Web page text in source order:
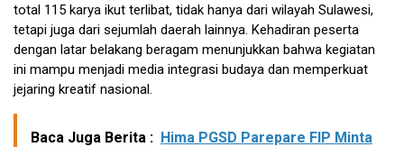
total 115 karya ikut terlibat, tidak hanya dari wilayah Sulawesi,
tetapi juga dari sejumlah daerah lainnya. Kehadiran peserta
dengan latar belakang beragam menunjukkan bahwa kegiatan
ini mampu menjadi media integrasi budaya dan memperkuat
jejaring kreatif nasional.
Baca Juga Berita : Hima PGSD Parepare FIP Minta